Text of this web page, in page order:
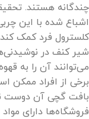
چندگانه هستند.
اشباع شده با این
کلسترول فرد کمک
شیر کنف در
می‌توانند آن را به
برخی از افراد ممکن
بافت گچی آن دوست
فروشگاه‌ها دارای